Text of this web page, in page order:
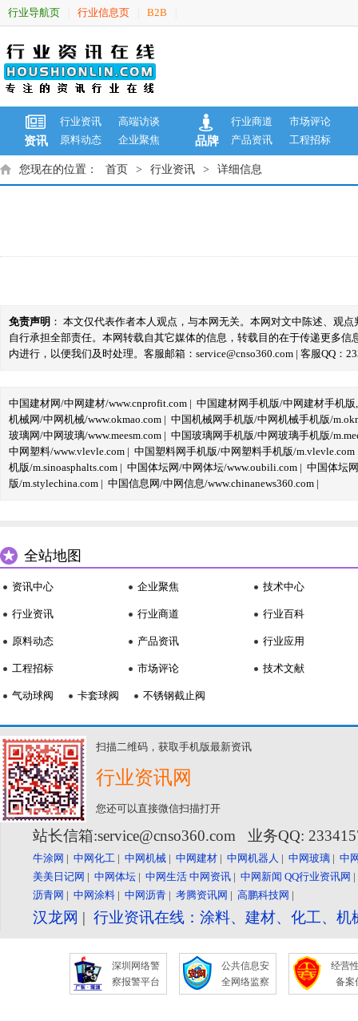
行业导航页 行业信息页 B2B
资讯
行业资讯
高端访谈
原料动态
企业聚焦 品牌
行业商道
市场评论
产品资讯
工程招标
您现在的位置： 首页 > 行业资讯 > 详细信息
免责声明 ： 本文仅代表作者本人观点，与本网无关。本网对文中陈述、观
自行承担全部责任。本网转载自其它媒体的信息，转载目的在于传递更多
内进行，以便我们及时处理。客服邮箱：service@cnso360.com | 客服QQ：
中国建材网/中网建材/www.cnprofit.com | 中国建材网手机版/中网建材手机版
机械网/中网机械/www.okmao.com | 中国机械网手机版/中网机械手机版/
玻璃网/中网玻璃/www.meesm.com | 中国玻璃网手机版/中网玻璃手机版/
中网塑料/www.vlevle.com | 中国塑料网手机版/中网塑料手机版/m.vlevle.com
机版/m.sinoasphalts.com | 中国体坛网/中网体坛/www.oubili.com | 中国体坛
版/m.stylechina.com | 中国信息网/中网信息/www.chinanews360.com |
全站地图
资讯中心
行业资讯
原料动态
工程招标
企业聚焦
行业商道
产品资讯
市场评论
技术中心
行业百科
行业应用
技术文献
气动球阀 卡套球阀 不锈钢截止阀
扫描二维码，获取手机版最新资讯
行业资讯网
您还可以直接微信扫描打开
站长信箱:service@cnso360.com 业务QQ:
牛涂网 | 中网化工 | 中网机械 | 中网建材 | 中网机器人 | 中网玻璃 | 中
美美日记网 | 中网体坛 | 中网生活 中网资讯 | 中网新闻 QQ行业资讯网
沥青网 | 中网涂料 | 中网沥青 | 考腾资讯网 | 高鹏科技网 |
汉龙网 | 行业资讯在线：涂料、建材、化工、
深圳网络警
察报警平台
公共信息安
全网络监察
经营
备案